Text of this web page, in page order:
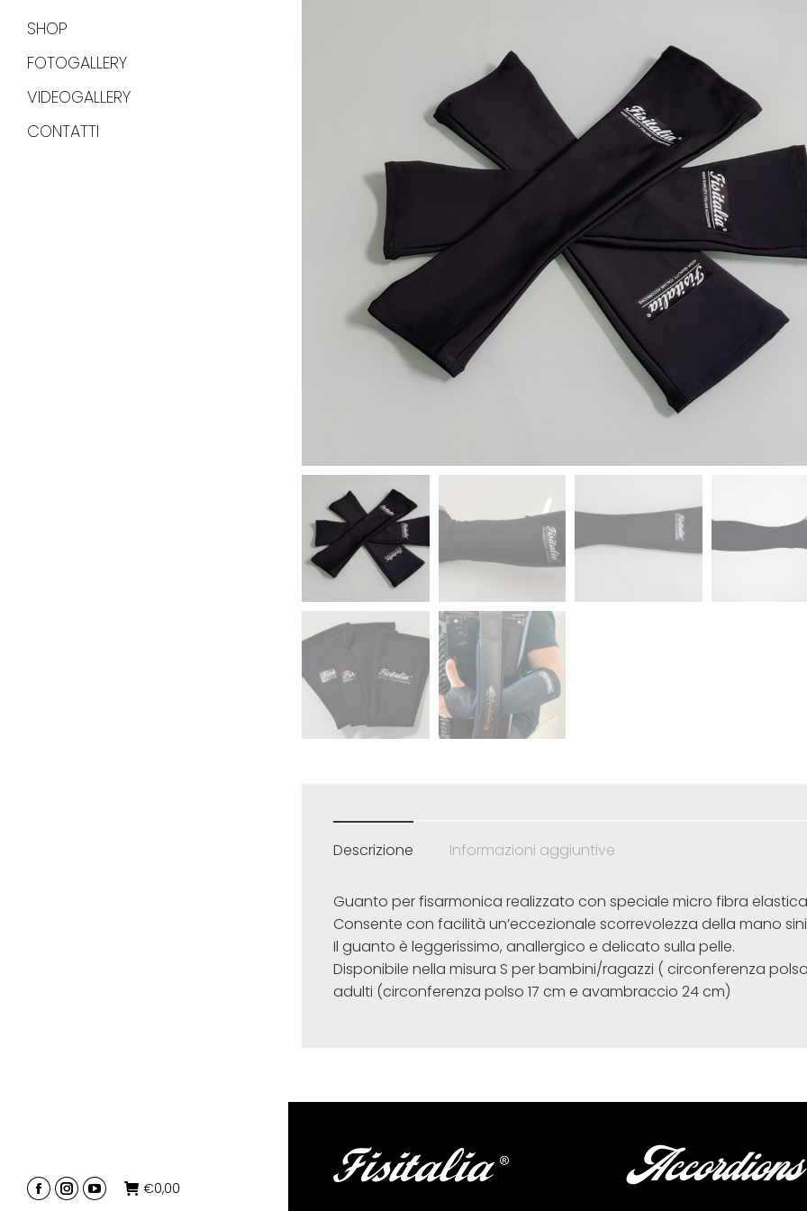
SHOP
FOTOGALLERY
VIDEOGALLERY
CONTATTI
si si si €0,00
Descrizione Informazioni aggiuntive
Guanto per fisarmonica realizzato con speciale micro fibra
Consente con facilità un’eccezionale scorrevolezza della mano
Il guanto è leggerissimo, anallergico e delicato sulla pelle.
Disponibile nella misura S per bambini/ragazzi ( circonferenza
adulti (circonferenza polso 17 cm e avambraccio 24 cm)
Accordions